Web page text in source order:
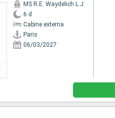
MS R.E. Waydelich L.J
6 d
Cabine externa
Paris
06/03/2027